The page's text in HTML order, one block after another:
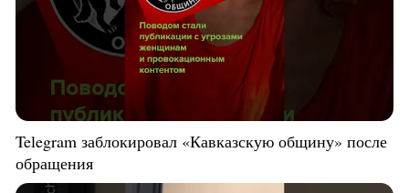
Telegram заблокировал «Кавказскую общину» после
обращения